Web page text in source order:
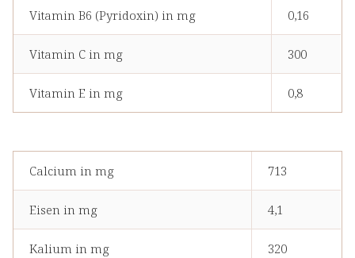
Vitamin B6 (Pyridoxin) in mg 0,16
Vitamin C in mg 300
Vitamin E in mg 0,8
Calcium in mg 713
Eisen in mg 4,1
Kalium in mg 320